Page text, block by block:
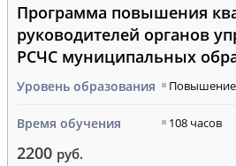
Программа повышения
руководителей органов
РСЧС муниципальных
Уровень образования
Время обучения 108 часов
2200 руб.